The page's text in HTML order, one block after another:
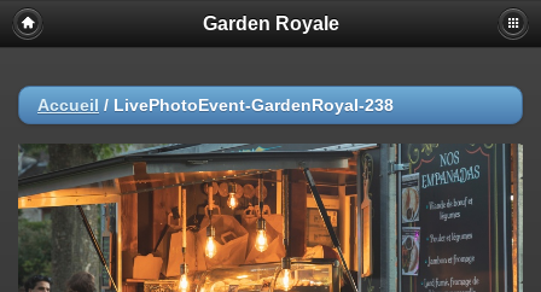
Garden Royale
Accueil / LivePhotoEvent-GardenRoyal-238